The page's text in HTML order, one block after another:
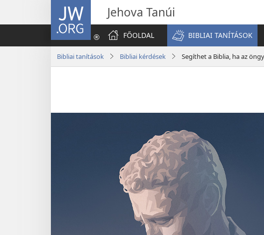
JW.ORG Jehova Tanúi
FŐOLDAL
BIBLIAI TANÍTÁSOK
Bibliai tanítások Bibliai kérdések Segíthet a Biblia, ha az